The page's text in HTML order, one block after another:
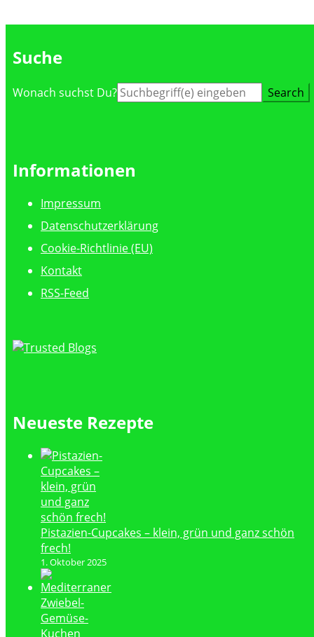
Suche
Suche
Wonach suchst Du?
Informationen
Impressum
Datenschutzerklärung
Cookie-Richtlinie (EU)
Kontakt
RSS-Feed
Neueste Rezepte
Pistazien-Cupcakes – klein, grün und ganz schön
frech!
1. Oktober 2025